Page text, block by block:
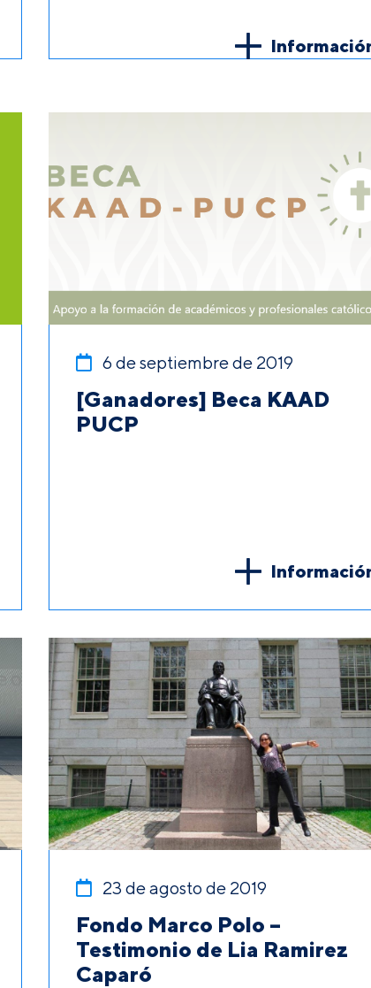
6 de septiembre de 2019
[Ganadores] Beca KAAD
PUCP
23 de agosto de 2019
Fondo Marco Polo –
Testimonio de Lia Ramirez
Caparó